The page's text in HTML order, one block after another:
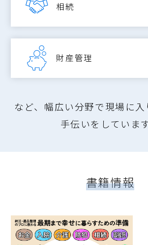
相続
財産管理
など、幅広い分野で現場に
手伝いをしています
書籍情報